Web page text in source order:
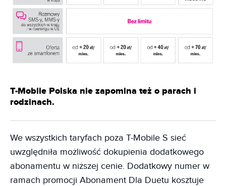
T-Mobile Polska nie zapomina też o parach i
rodzinach.
We wszystkich taryfach poza T-Mobile S sieć
uwzględniła możliwość dokupienia dodatkowego
abonamentu w niższej cenie. Dodatkowy numer w
ramach promocji Abonament Dla Duetu kosztuje